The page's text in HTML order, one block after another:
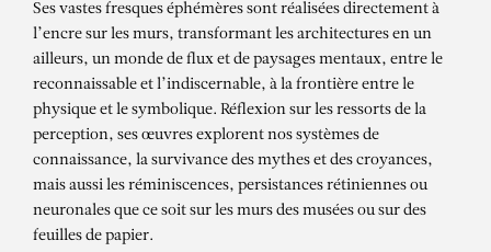
ABDELKADER
BENCHAMMA
CONSTELLATIONS
Ses vastes fresques éphémères sont réalisées directement à
l’encre sur les murs, transformant les architectures en un
ailleurs, un monde de flux et de paysages mentaux, entre le
reconnaissable et l’indiscernable, à la frontière entre le
physique et le symbolique. Réflexion sur les ressorts de la
perception, ses œuvres explorent nos systèmes de
connaissance, la survivance des mythes et des croyances,
mais aussi les réminiscences, persistances rétiniennes ou
neuronales que ce soit sur les murs des musées ou sur des
feuilles de papier.